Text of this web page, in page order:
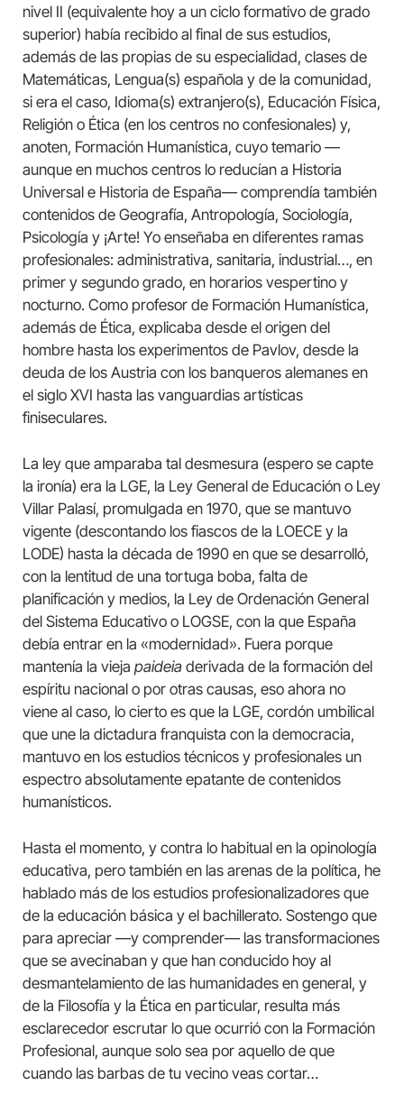
nivel II (equivalente hoy a un ciclo formativo de grado
superior) había recibido al final de sus estudios,
además de las propias de su especialidad, clases de
Matemáticas, Lengua(s) española y de la comunidad,
si era el caso, Idioma(s) extranjero(s), Educación Física,
Religión o Ética (en los centros no confesionales) y,
anoten, Formación Humanística, cuyo temario —
aunque en muchos centros lo reducían a Historia
Universal e Historia de España— comprendía también
contenidos de Geografía, Antropología, Sociología,
Psicología y ¡Arte! Yo enseñaba en diferentes ramas
profesionales: administrativa, sanitaria, industrial…, en
primer y segundo grado, en horarios vespertino y
nocturno. Como profesor de Formación Humanística,
además de Ética, explicaba desde el origen del
hombre hasta los experimentos de Pavlov, desde la
deuda de los Austria con los banqueros alemanes en
el siglo XVI hasta las vanguardias artísticas
finiseculares.
La ley que amparaba tal desmesura (espero se capte
la ironía) era la LGE, la Ley General de Educación o Ley
Villar Palasí, promulgada en 1970, que se mantuvo
vigente (descontando los fiascos de la LOECE y la
LODE) hasta la década de 1990 en que se desarrolló,
con la lentitud de una tortuga boba, falta de
planificación y medios, la Ley de Ordenación General
del Sistema Educativo o LOGSE, con la que España
debía entrar en la «modernidad». Fuera porque
mantenía la vieja paideia derivada de la formación del
espíritu nacional o por otras causas, eso ahora no
viene al caso, lo cierto es que la LGE, cordón umbilical
que une la dictadura franquista con la democracia,
mantuvo en los estudios técnicos y profesionales un
espectro absolutamente epatante de contenidos
humanísticos.
Hasta el momento, y contra lo habitual en la opinología
educativa, pero también en las arenas de la política, he
hablado más de los estudios profesionalizadores que
de la educación básica y el bachillerato. Sostengo que
para apreciar —y comprender— las transformaciones
que se avecinaban y que han conducido hoy al
desmantelamiento de las humanidades en general, y
de la Filosofía y la Ética en particular, resulta más
esclarecedor escrutar lo que ocurrió con la Formación
Profesional, aunque solo sea por aquello de que
cuando las barbas de tu vecino veas cortar…